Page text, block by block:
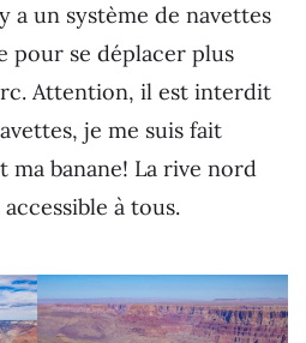
a un système de navettes
pour se déplacer plus
Attention, il est interdit
je me suis fait
ma banane! La rive nord
à tous.